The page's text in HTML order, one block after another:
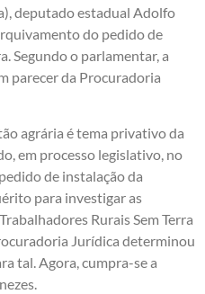
deputado estadual Adolfo
do pedido de
Segundo o parlamentar, a
parecer da Procuradoria
agrária é tema privativo da
em processo legislativo, no
de instalação da
para investigar as
Rurais Sem Terra
Jurídica determinou
tal. Agora, cumpra-se a